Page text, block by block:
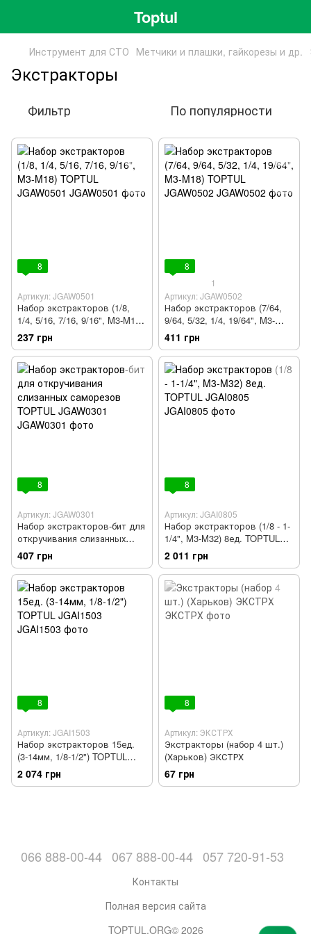
Toptul
Инструмент для СТО Метчики и плашки, гайкорезы и др.
Экстракторы
Фильтр По популярности
8
Артикул: JGAW0501
Набор экстракторов (1/8,
1/4, 5/16, 7/16, 9/16", M3-M18)
TOPTUL JGAW0501
237 грн
8
1
Артикул: JGAW0502
Набор экстракторов (7/64,
9/64, 5/32, 1/4, 19/64", M3-
M18) TOPTUL JGAW0502
411 грн
8
Артикул: JGAW0301
Набор экстракторов-бит для
откручивания слизанных
саморезов TOPTUL
JGAW0301
407 грн
8
Артикул: JGAI0805
Набор экстракторов (1/8 - 1-
1/4", M3-M32) 8ед. TOPTUL
JGAI0805
2 011 грн
8
Артикул: JGAI1503
Набор экстракторов 15ед.
(3-14мм, 1/8-1/2") TOPTUL
JGAI1503
2 074 грн
8
Артикул: ЭКСТРХ
Экстракторы (набор 4 шт.)
(Харьков) ЭКСТРХ
67 грн
066 888-00-44 067 888-00-44 057 720-91-53
Контакты
Полная версия сайта
TOPTUL.ORG© 2026